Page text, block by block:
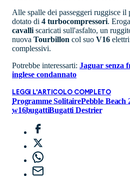
Alle spalle dei passeggeri ruggisce il
dotato di 4 turbocompressori.
cavalli scaricati sull'asfalto, un
nuova Tourbillon col suo V16
complessivi.
Potrebbe interessarti: Jaguar senza
inglese condannato
LEGGI L'ARTICOLO COMPLETO
Programme SolitairePebble Beach
w16bugattiBugatti Destrier